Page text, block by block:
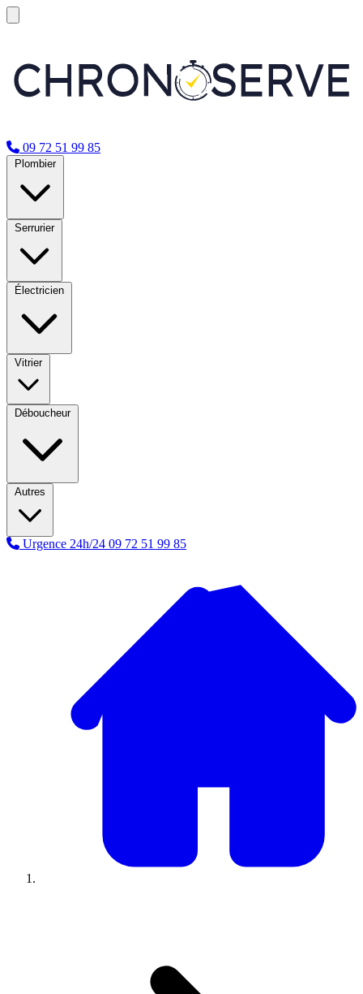
09 72 51 99 85
Plombier
Serrurier
Électricien
Vitrier
Déboucheur
Autres
Urgence 24h/24 09 72 51 99 85